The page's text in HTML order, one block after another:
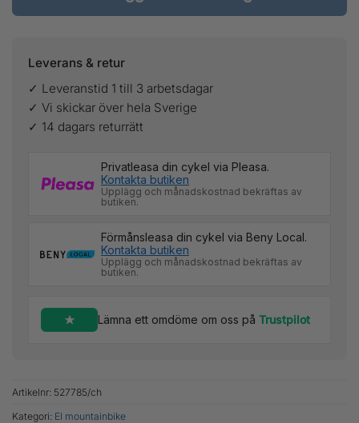
Leverans & retur
✓ Leveranstid 1 till 3 arbetsdagar
✓ Vi skickar över hela Sverige
✓ 14 dagars returrätt
Privatleasa din cykel via Pleasa.
Kontakta butiken
Upplägg och månadskostnad bekräftas av
butiken.
Förmånsleasa din cykel via Beny Local.
Kontakta butiken
Upplägg och månadskostnad bekräftas av
butiken.
Lämna ett omdöme om oss på Trustpilot
Artikelnr: 527785/ch
Kategori: El mountainbike